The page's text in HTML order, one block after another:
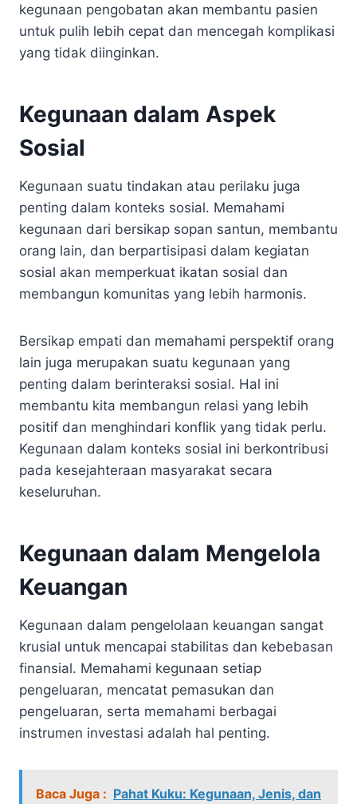
kegunaan pengobatan akan membantu pasien
untuk pulih lebih cepat dan mencegah komplikasi
yang tidak diinginkan.
Kegunaan dalam Aspek
Sosial
Kegunaan suatu tindakan atau perilaku juga
penting dalam konteks sosial. Memahami
kegunaan dari bersikap sopan santun, membantu
orang lain, dan berpartisipasi dalam kegiatan
sosial akan memperkuat ikatan sosial dan
membangun komunitas yang lebih harmonis.
Bersikap empati dan memahami perspektif orang
lain juga merupakan suatu kegunaan yang
penting dalam berinteraksi sosial. Hal ini
membantu kita membangun relasi yang lebih
positif dan menghindari konflik yang tidak perlu.
Kegunaan dalam konteks sosial ini berkontribusi
pada kesejahteraan masyarakat secara
keseluruhan.
Kegunaan dalam Mengelola
Keuangan
Kegunaan dalam pengelolaan keuangan sangat
krusial untuk mencapai stabilitas dan kebebasan
finansial. Memahami kegunaan setiap
pengeluaran, mencatat pemasukan dan
pengeluaran, serta memahami berbagai
instrumen investasi adalah hal penting.
Baca Juga : Pahat Kuku: Kegunaan, Jenis, dan